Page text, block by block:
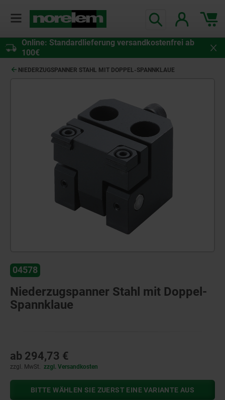
Online: Standardlieferung versandkostenfrei ab
100€
NIEDERZUGSPANNER STAHL MIT DOPPEL-SPANNKLAUE
04578
Niederzugspanner Stahl mit Doppel-
Spannklaue
ab 294,73 €
zzgl. MwSt. zzgl. Versandkosten
BITTE WÄHLEN SIE ZUERST EINE VARIANTE AUS